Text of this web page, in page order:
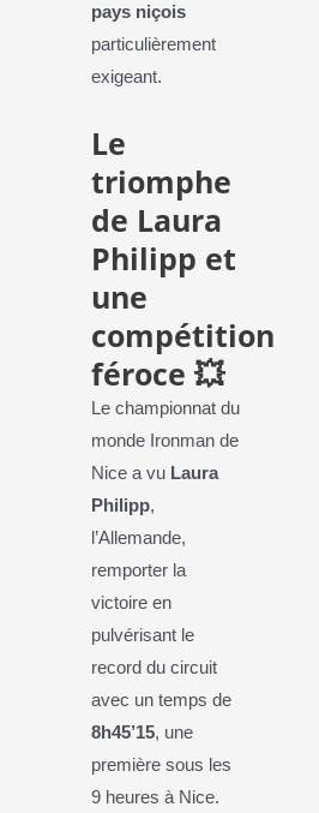
pays niçois
particulièrement
exigeant.
Le
triomphe
de Laura
Philipp et
une
compétition
féroce 💥
Le championnat du
monde Ironman de
Nice a vu Laura
Philipp,
l’Allemande,
remporter la
victoire en
pulvérisant le
record du circuit
avec un temps de
8h45’15, une
première sous les
9 heures à Nice.